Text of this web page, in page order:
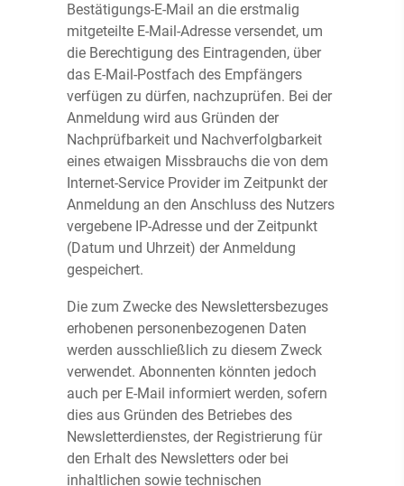
Bestätigungs-E-Mail an die erstmalig
mitgeteilte E-Mail-Adresse versendet, um
die Berechtigung des Eintragenden, über
das E-Mail-Postfach des Empfängers
verfügen zu dürfen, nachzuprüfen. Bei der
Anmeldung wird aus Gründen der
Nachprüfbarkeit und Nachverfolgbarkeit
eines etwaigen Missbrauchs die von dem
Internet-Service Provider im Zeitpunkt der
Anmeldung an den Anschluss des Nutzers
vergebene IP-Adresse und der Zeitpunkt
(Datum und Uhrzeit) der Anmeldung
gespeichert.
Die zum Zwecke des Newslettersbezuges
erhobenen personenbezogenen Daten
werden ausschließlich zu diesem Zweck
verwendet. Abonnenten könnten jedoch
auch per E-Mail informiert werden, sofern
dies aus Gründen des Betriebes des
Newsletterdienstes, der Registrierung für
den Erhalt des Newsletters oder bei
inhaltlichen sowie technischen